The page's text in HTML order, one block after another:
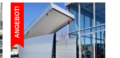
ANGEBOT!